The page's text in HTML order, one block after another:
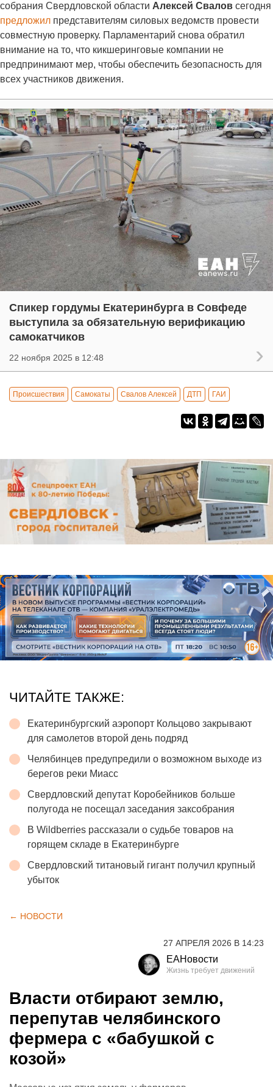
собрания Свердловской области Алексей Свалов сегодня
предложил представителям силовых ведомств провести
совместную проверку. Парламентарий снова обратил
внимание на то, что кикшеринговые компании не
предпринимают мер, чтобы обеспечить безопасность для
всех участников движения.
Спикер гордумы Екатеринбурга в Совфеде
выступила за обязательную верификацию
самокатчиков
22 ноября 2025 в 12:48
Происшествия Самокаты Свалов Алексей ДТП ГАИ
ЧИТАЙТЕ ТАКЖЕ:
Екатеринбургский аэропорт Кольцово закрывают
для самолетов второй день подряд
Челябинцев предупредили о возможном выходе из
берегов реки Миасс
Свердловский депутат Коробейников больше
полугода не посещал заседания заксобрания
В Wildberries рассказали о судьбе товаров на
горящем складе в Екатеринбурге
Свердловский титановый гигант получил крупный
убыток
← НОВОСТИ
27 АПРЕЛЯ 2026 В 14:23
ЕАНовости
Власти отбирают землю,
перепутав челябинского
фермера с «бабушкой с
козой»